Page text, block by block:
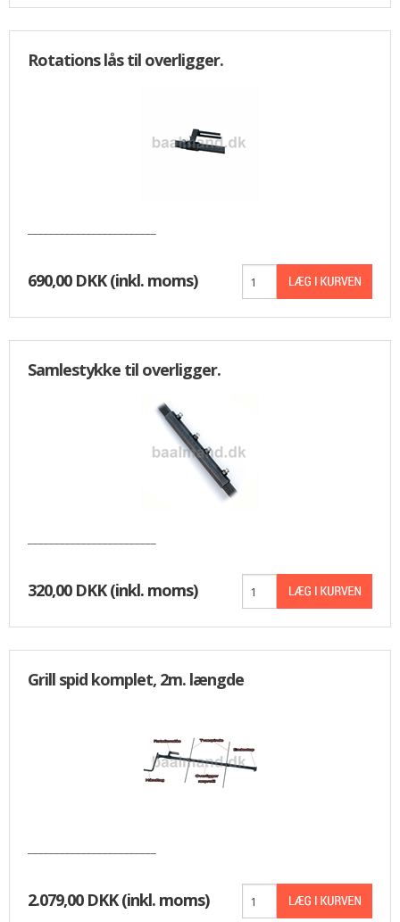
Rotations lås til overligger.
690,00 DKK(inkl. moms)
Samlestykke til overligger.
320,00 DKK(inkl. moms)
Grill spid komplet, 2m. længde
2.079,00 DKK(inkl. moms)